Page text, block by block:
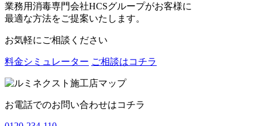
業務用消毒専門会社HCSグループがお客様に
最適な方法をご提案いたします。
お気軽にご相談ください
料金シミュレーター ご相談はコチラ
お電話でのお問い合わせはコチラ